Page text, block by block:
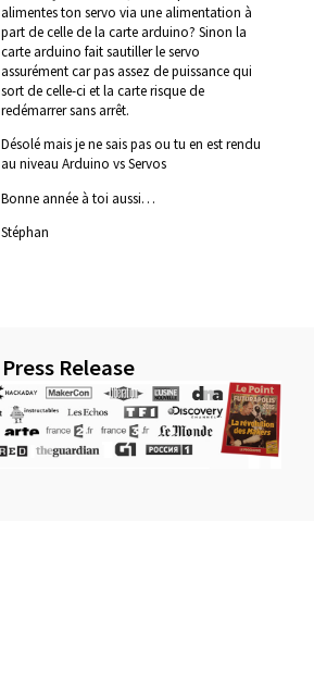
alimentes ton servo via une alimentation à
part de celle de la carte arduino? Sinon la
carte arduino fait sautiller le servo
assurément car pas assez de puissance qui
sort de celle-ci et la carte risque de
redémarrer sans arrêt.
Désolé mais je ne sais pas ou tu en est rendu
au niveau Arduino vs Servos
Bonne année à toi aussi…
Stéphan
Press Release